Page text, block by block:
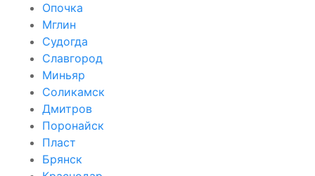
Опочка
Мглин
Судогда
Славгород
Миньяр
Соликамск
Дмитров
Поронайск
Пласт
Брянск